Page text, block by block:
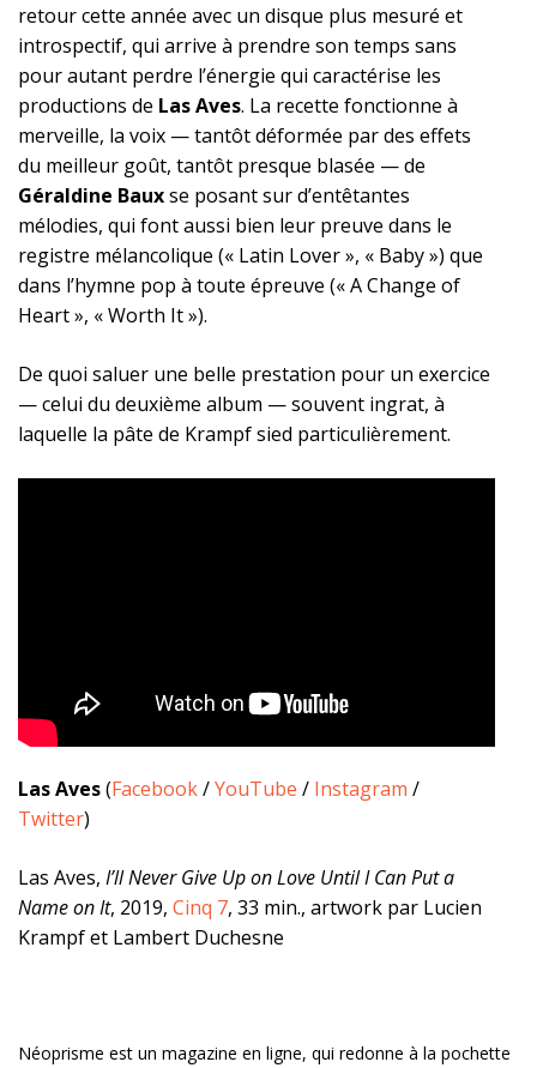
retour cette année avec un disque plus mesuré et
introspectif, qui arrive à prendre son temps sans
pour autant perdre l’énergie qui caractérise les
productions de Las Aves. La recette fonctionne à
merveille, la voix — tantôt déformée par des effets
du meilleur goût, tantôt presque blasée — de
Géraldine Bauxse posant sur d’entêtantes
mélodies, qui font aussi bien leur preuve dans le
registre mélancolique (« Latin Lover », « Baby ») que
dans l’hymne pop à toute épreuve (« A Change of
Heart », « Worth It »).
De quoi saluer une belle prestation pour un exercice
— celui du deuxième album — souvent ingrat, à
laquelle la pâte de Krampf sied particulièrement.
Las Aves(Facebook/YouTube / Instagram /
Twitter)
Las Aves, I’ll Never Give Up on Love Until I Can Put a
Name on It, 2019, Cinq 7, 33 min., artwork par Lucien
Krampf et Lambert Duchesne
Néoprisme est un magazine en ligne, qui redonne à la pochette